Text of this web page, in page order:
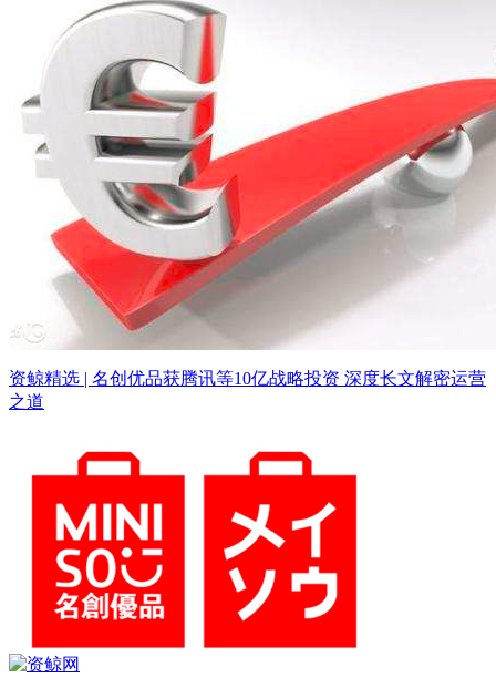
资鲸精选 | 名创优品获腾讯等10亿战略投资 深度长文解密运营
之道